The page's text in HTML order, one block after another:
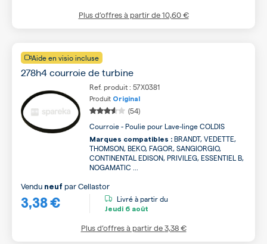
Plus d’offres à partir de10,60 €
Aide en visio incluse
278h4 courroie de turbine
Ref. produit : 57X0381
Produit Original
(54)
Courroie - Poulie pour Lave-linge COLDIS
Marques compatibles : BRANDT, VEDETTE,
THOMSON, BEKO, FAGOR, SANGIORGIO,
CONTINENTAL EDISON, PRIVILEG, ESSENTIEL B,
NOGAMATIC ...
3,38 €
Vendu neuf parCellastor
Livré à partir du
Jeudi 6 août
Plus d’offres à partir de3,38 €